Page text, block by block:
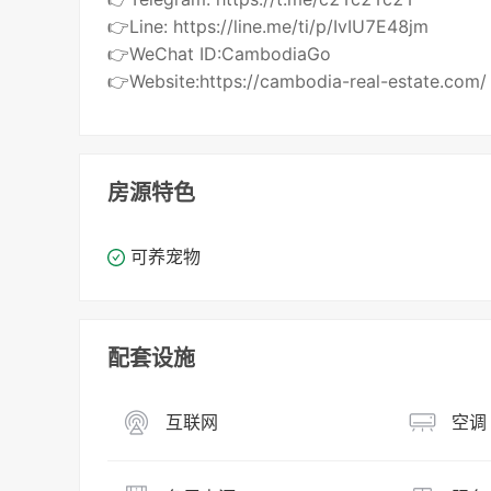
👉Line: https://line.me/ti/p/IvIU7E48jm
👉WeChat ID:CambodiaGo
👉Website:https://cambodia-real-estate.com/
房源特色
可养宠物
配套设施
互联网 空调